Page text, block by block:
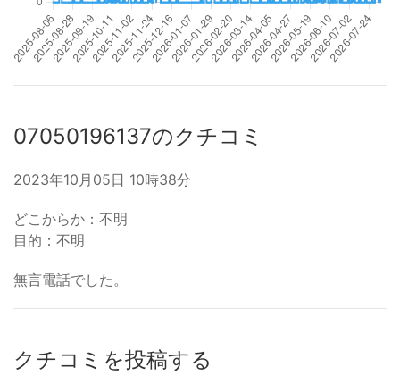
07050196137のクチコミ
2023年10月05日 10時38分
どこからか：不明
目的：不明
無言電話でした。
クチコミを投稿する